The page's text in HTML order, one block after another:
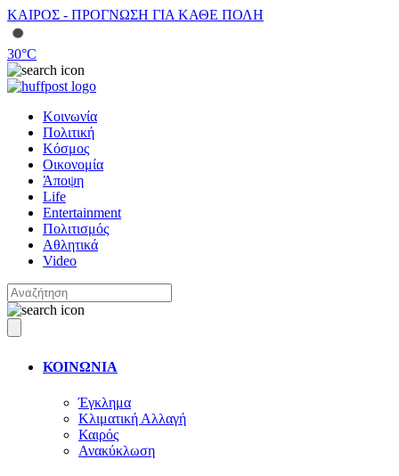
ΚΑΙΡΟΣ - ΠΡΟΓΝΩΣΗ ΓΙΑ ΚΑΘΕ ΠΟΛΗ
30°C
Κοινωνία
Πολιτική
Κόσμος
Οικονομία
Άποψη
Life
Entertainment
Πολιτισμός
Αθλητικά
Video
ΚΟΙΝΩΝΙΑ
Έγκλημα
Κλιματική Αλλαγή
Καιρός
Ανακύκλωση